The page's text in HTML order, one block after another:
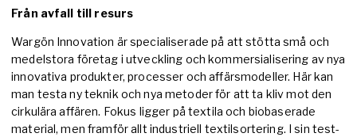
Från avfall till resurs
Wargön Innovation är specialiserade på att stötta små och
medelstora företag i utveckling och kommersialisering av nya
innovativa produkter, processer och affärsmodeller. Här kan
man testa ny teknik och nya metoder för att ta kliv mot den
cirkulära affären. Fokus ligger på textila och biobaserade
material, men framför allt industriell textilsortering. I sin test-